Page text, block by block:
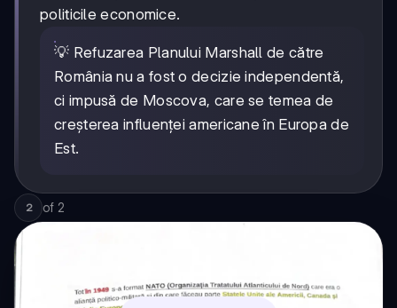
politicile economice.
💡 Refuzarea Planului Marshall de către
România nu a fost o decizie independentă,
ci impusă de Moscova, care se temea de
creșterea influenței americane în Europa de
Est.
2 of 2